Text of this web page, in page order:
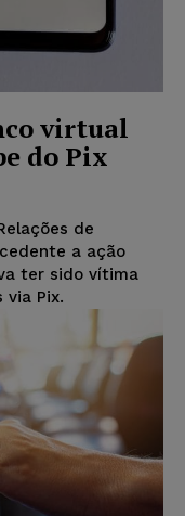
virtual
do Pix
de
a ação
ter sido vítima
via Pix.